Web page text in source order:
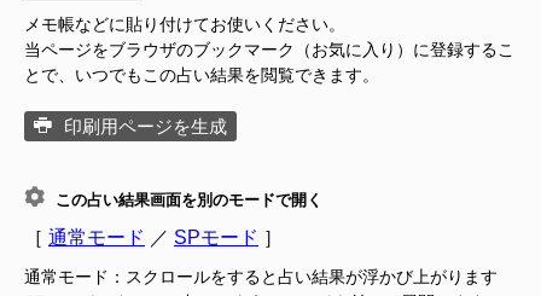
メモ帳などに貼り付けてお使いください。
当ページをブラウザのブックマーク（お気に入り）に登録するこ
とで、いつでもこの占い結果を閲覧できます。
印刷用ページを生成
この占い結果画面を別のモードで開く
［ 通常モード ／ SPモード ］
通常モード：スクロールをすると占い結果が浮かび上がります